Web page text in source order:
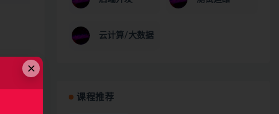
云计算/大数据
课程推荐
×